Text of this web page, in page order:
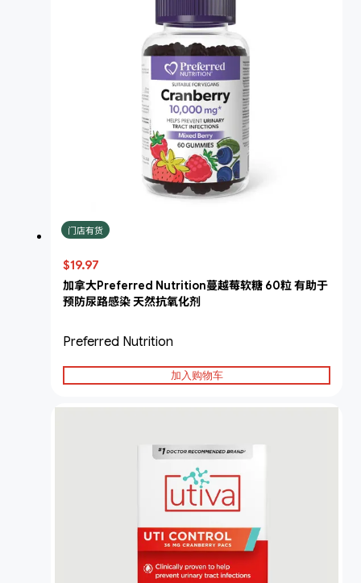
门店有货
$19.97
加拿大Preferred Nutrition蔓越莓软糖 60粒 有助于
预防尿路感染 天然抗氧化剂
Preferred Nutrition
加入购物车